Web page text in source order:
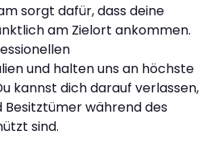
sorgt dafür, dass deine
am Zielort ankommen.
und halten uns an höchste
kannst dich darauf verlassen,
Besitztümer während des
sind.